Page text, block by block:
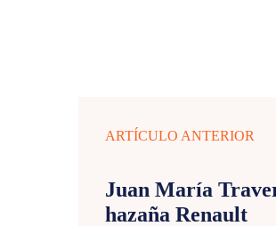
ARTÍCULO ANTERIOR
Juan María
hazaña Renault